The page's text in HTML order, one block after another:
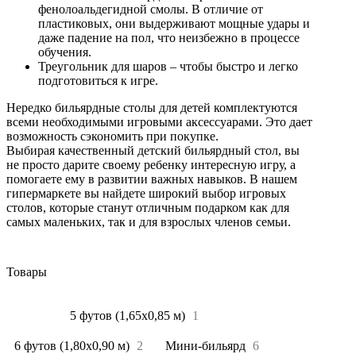
фенолоальдегидной смолы. В отличие от
пластиковых, они выдерживают мощные удары и
даже падение на пол, что неизбежно в процессе
обучения.
Треугольник для шаров – чтобы быстро и легко
подготовиться к игре.
Нередко бильярдные столы для детей комплектуются
всеми необходимыми игровыми аксессуарами. Это дает
возможность сэкономить при покупке.
Выбирая качественный детский бильярдный стол, вы
не просто дарите своему ребенку интересную игру, а
помогаете ему в развитии важных навыков. В нашем
гипермаркете вы найдете широкий выбор игровых
столов, которые станут отличным подарком как для
самых маленьких, так и для взрослых членов семьи.
Товары
5 футов (1,65х0,85 м) 1
6 футов (1,80х0,90 м) 2 Мини-бильярд 6